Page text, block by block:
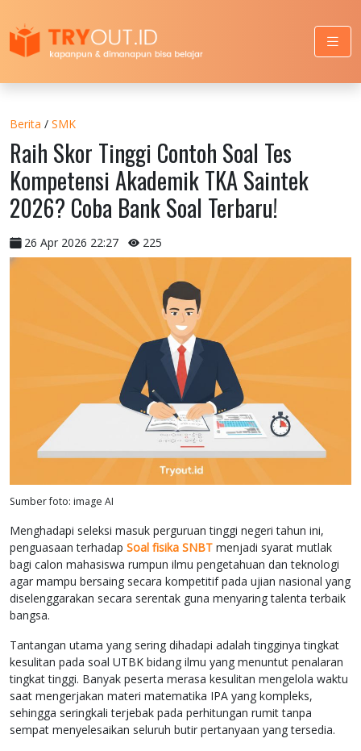
Berita / SMK
Raih Skor Tinggi Contoh Soal Tes
Kompetensi Akademik TKA Saintek
2026? Coba Bank Soal Terbaru!
26 Apr 2026 22:27 225
Sumber foto: image AI
Menghadapi seleksi masuk perguruan tinggi negeri tahun ini,
penguasaan terhadap Soal fisika SNBT menjadi syarat mutlak
bagi calon mahasiswa rumpun ilmu pengetahuan dan teknologi
agar mampu bersaing secara kompetitif pada ujian nasional yang
diselenggarakan secara serentak guna menyaring talenta terbaik
bangsa.
Tantangan utama yang sering dihadapi adalah tingginya tingkat
kesulitan pada soal UTBK bidang ilmu yang menuntut penalaran
tingkat tinggi. Banyak peserta merasa kesulitan mengelola waktu
saat mengerjakan materi matematika IPA yang kompleks,
sehingga seringkali terjebak pada perhitungan rumit tanpa
sempat menyelesaikan seluruh butir pertanyaan yang tersedia.